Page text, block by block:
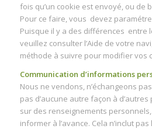
fois qu’un cookie est envoyé, ou de
Pour ce faire, vous devez
Puisque il y a des différences entre
veuillez consulter l’Aide de votre
méthode à suivre pour modifier vos
Communication d’informations
Nous ne vendons, n’échangeons
pas d’aucune autre façon à
sur des renseignements
informer à l’avance. Cela n’inclut